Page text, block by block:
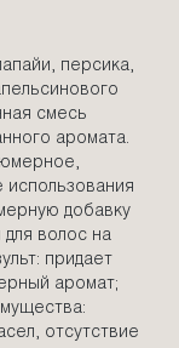
персика,
смесь
аромата.
добавку
для волос на
придает
аромат;
отсутствие